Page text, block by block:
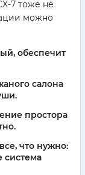
7 тоже не
можно
обеспечит
салона
простора
что нужно:
система